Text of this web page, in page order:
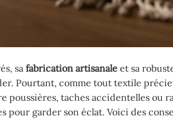
sa fabrication artisanale et sa
Pourtant, comme tout textile
poussières, taches accidentelles ou
pour garder son éclat. Voici des